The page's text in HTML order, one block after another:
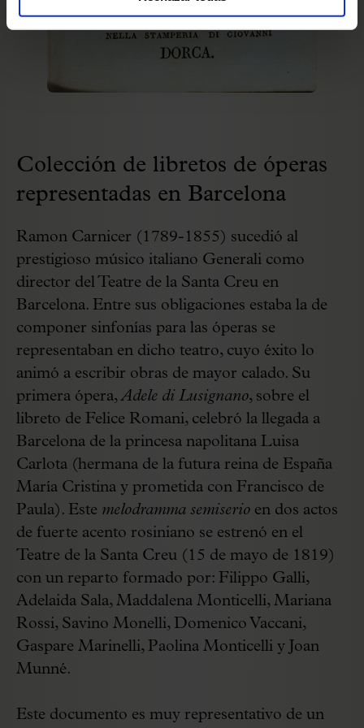
Colección de libretos de óperas
representadas en Barcelona
Ramon Carnicer (1789-1855) sucedió al
prestigioso músico italiano Generali como
director del Teatre de la Santa Creu en
Barcelona. Entre sus obligaciones estaba la de
componer sinfonías para las óperas se
representaban en dicho teatro, cuyo éxito lo
animó a escribir obras de mayor calado. Su
primera ópera,Adele di Lusignano, sobre el
libreto de Felice Romani, celebró la llegada a
Barcelona de la princesa napolitana Luisa
Carlota (hermana de la futura reina de España
María Cristina y prometida con Francisco de
Paula). Este melodramma semiserio en dos actos
de fuerte acento rosiniano se estrenó en el
Teatre de la Santa Creu (15 de mayo de 1819)
con un reparto formado por: Filippo Galli,
Adelaida Sala, Maddalena Monticelli, Mariana
Rossi, Savino Monelli, Domenico Vaccani,
Gaspare Marinelli, Paolina Monticelli y Joan
Munné.
Este documento es muy representativo de un